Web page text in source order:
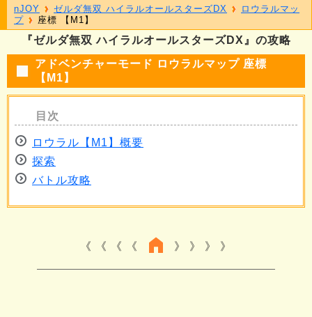
『ゼルダ無双 ハイラルオールスターズDX』の攻略
アドベンチャーモード ロウラルマップ 座標
【M1】
ロウラル【M1】概要
探索
バトル攻略
《 《 《 》 》 》
nJOY ゼルダ無双 ハイラルオールスターズDX
ロウラルマッ
プ
座標 【M1】